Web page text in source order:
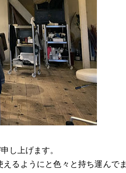
し上げます。
るようにと色々と持ち運んでま